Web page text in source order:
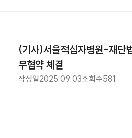
(기사)서울적십자병원-재단
무협약 체결
작성일2025.09.03조회수581